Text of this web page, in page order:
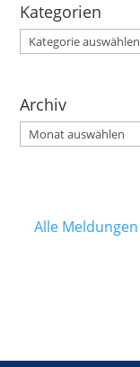
Kategorien
Kategorien
Archiv
Archiv
Alle Meldungen